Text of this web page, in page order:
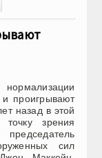
проигрывают
назад в этой
точку зрения
сил